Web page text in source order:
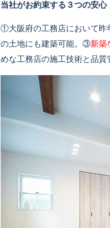
当社がお約束する３つの安心
①大阪府の工務店において昨
の土地にも建築可能。③新築
めな工務店の施工技術と品質